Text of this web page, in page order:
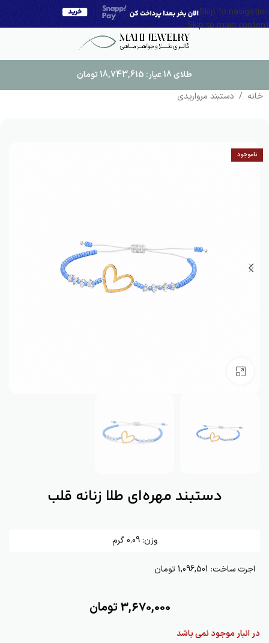
Skip to navigation
Skip to main content
طلای 18 عیار: 18,743,615 تومان
خانه / دستبند مرواریدی
ناموجود
دستبند مهره‌ای طلا زنانه قلب
وزن: 0.09 گرم
اجرت ساخت: 1,096,501 تومان
3,670,000تومان
در انبار موجود نمی باشد